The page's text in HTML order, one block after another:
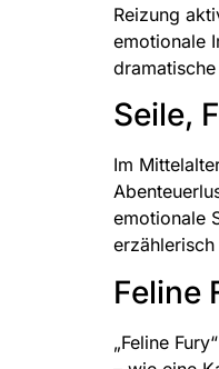
Reizung
emotionale
Seile,
Im
emotionale
Feline
„Feline